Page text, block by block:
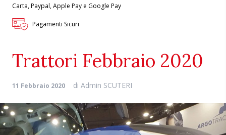
Carta, Paypal, Apple Pay e Google Pay
Pagamenti Sicuri
Trattori Febbraio 2020
11 Febbraio 2020 di Admin SCUTERI